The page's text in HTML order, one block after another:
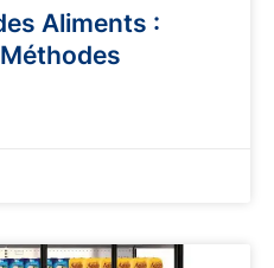
Aliments :